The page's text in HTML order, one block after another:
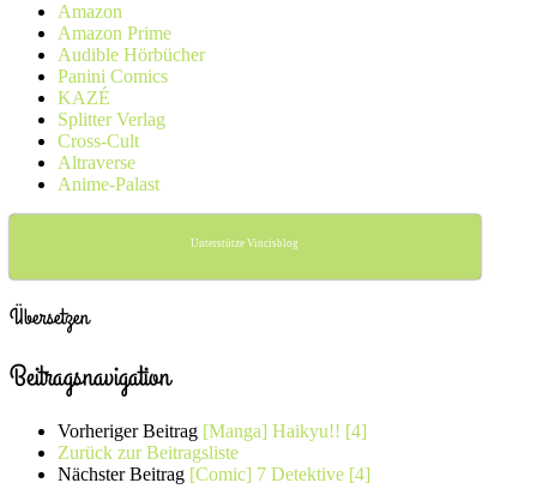
Amazon
Amazon Prime
Audible Hörbücher
Panini Comics
KAZÉ
Splitter Verlag
Cross-Cult
Altraverse
Anime-Palast
Unterstütze Vincisblog
Übersetzen
Beitragsnavigation
Vorheriger Beitrag [Manga] Haikyu!! [4]
Zurück zur Beitragsliste
Nächster Beitrag [Comic] 7 Detektive [4]